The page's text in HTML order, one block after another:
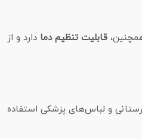
قابلیت تنظیم دما دارد و از
و لباس‌های پزشکی استفاده